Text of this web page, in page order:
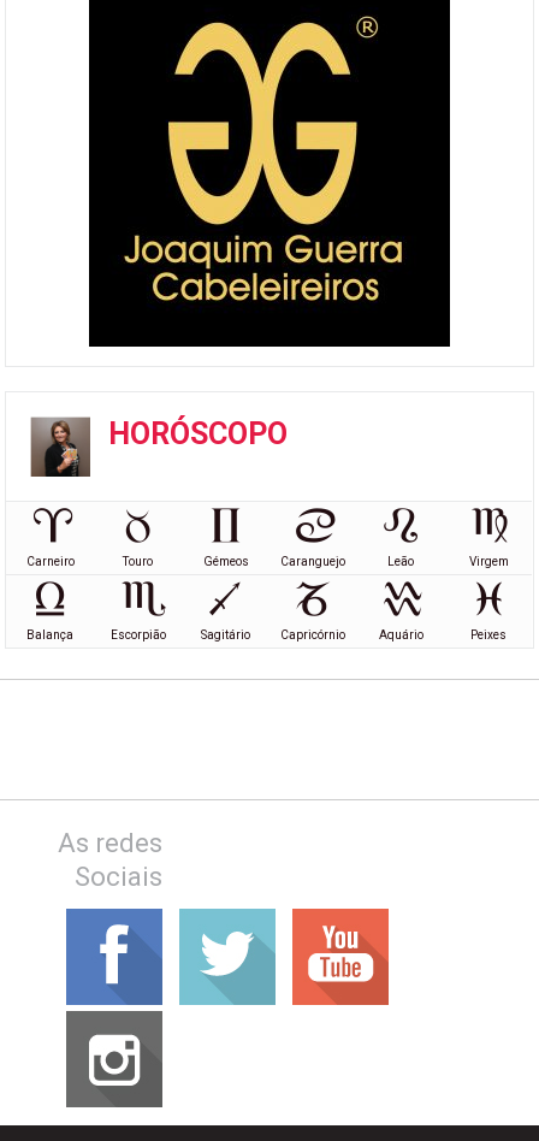
HORÓSCOPO
Carneiro Touro Gémeos Caranguejo Leão Virgem
Balança Escorpião Sagitário Capricórnio Aquário Peixes
As redes
Sociais